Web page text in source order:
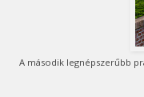
A második legnépszerűbb